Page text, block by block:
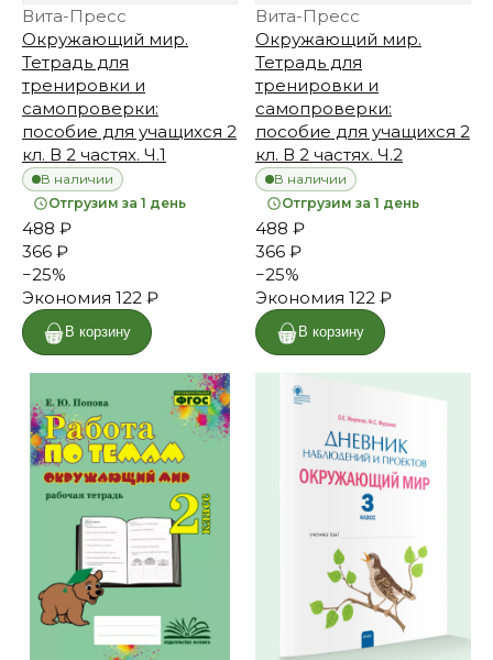
Вита-Пресс
Окружающий мир.
Тетрадь для
тренировки и
самопроверки:
пособие для учащихся 2
кл. В 2 частях. Ч.1
В наличии
Отгрузим за 1 день
488 ₽
366 ₽
−25%
Экономия 122 ₽
В корзину
Вита-Пресс
Окружающий мир.
Тетрадь для
тренировки и
самопроверки:
пособие для учащихся 2
кл. В 2 частях. Ч.2
В наличии
Отгрузим за 1 день
488 ₽
366 ₽
−25%
Экономия 122 ₽
В корзину